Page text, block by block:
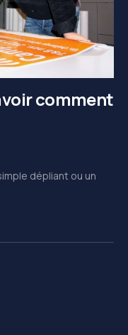
comment
dépliant ou un